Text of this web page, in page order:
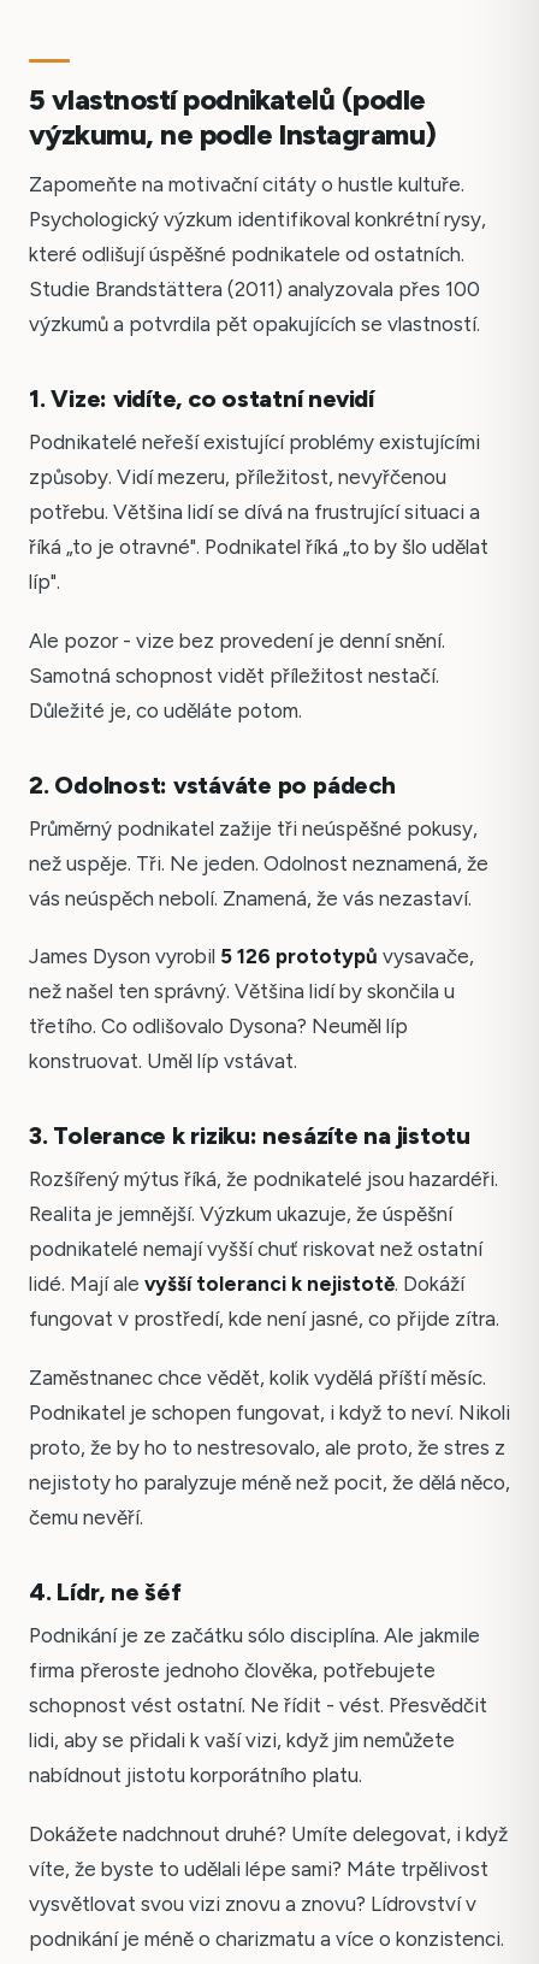
5 vlastností podnikatelů (podle
výzkumu, ne podle Instagramu)
Zapomeňte na motivační citáty o hustle kultuře.
Psychologický výzkum identifikoval konkrétní rysy,
které odlišují úspěšné podnikatele od ostatních.
Studie Brandstättera (2011) analyzovala přes 100
výzkumů a potvrdila pět opakujících se vlastností.
1. Vize: vidíte, co ostatní nevidí
Podnikatelé neřeší existující problémy existujícími
způsoby. Vidí mezeru, příležitost, nevyřčenou
potřebu. Většina lidí se dívá na frustrující situaci a
říká „to je otravné". Podnikatel říká „to by šlo udělat
líp".
Ale pozor - vize bez provedení je denní snění.
Samotná schopnost vidět příležitost nestačí.
Důležité je, co uděláte potom.
2. Odolnost: vstáváte po pádech
Průměrný podnikatel zažije tři neúspěšné pokusy,
než uspěje. Tři. Ne jeden. Odolnost neznamená, že
vás neúspěch nebolí. Znamená, že vás nezastaví.
James Dyson vyrobil 5 126 prototypů vysavače,
než našel ten správný. Většina lidí by skončila u
třetího. Co odlišovalo Dysona? Neuměl líp
konstruovat. Uměl líp vstávat.
3. Tolerance k riziku: nesázíte na jistotu
Rozšířený mýtus říká, že podnikatelé jsou hazardéři.
Realita je jemnější. Výzkum ukazuje, že úspěšní
podnikatelé nemají vyšší chuť riskovat než ostatní
lidé. Mají ale vyšší toleranci k nejistotě. Dokáží
fungovat v prostředí, kde není jasné, co přijde zítra.
Zaměstnanec chce vědět, kolik vydělá příští měsíc.
Podnikatel je schopen fungovat, i když to neví. Nikoli
proto, že by ho to nestresovalo, ale proto, že stres z
nejistoty ho paralyzuje méně než pocit, že dělá něco,
čemu nevěří.
4. Lídr, ne šéf
Podnikání je ze začátku sólo disciplína. Ale jakmile
firma přeroste jednoho člověka, potřebujete
schopnost vést ostatní. Ne řídit - vést. Přesvědčit
lidi, aby se přidali k vaší vizi, když jim nemůžete
nabídnout jistotu korporátního platu.
Dokážete nadchnout druhé? Umíte delegovat, i když
víte, že byste to udělali lépe sami? Máte trpělivost
vysvětlovat svou vizi znovu a znovu? Lídrovství v
podnikání je méně o charizmatu a více o konzistenci.